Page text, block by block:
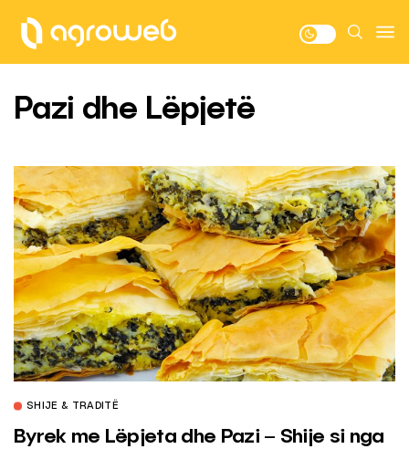
Pazi dhe Lëpjetë
SHIJE & TRADITË
Byrek me Lëpjeta dhe Pazi – Shije si nga